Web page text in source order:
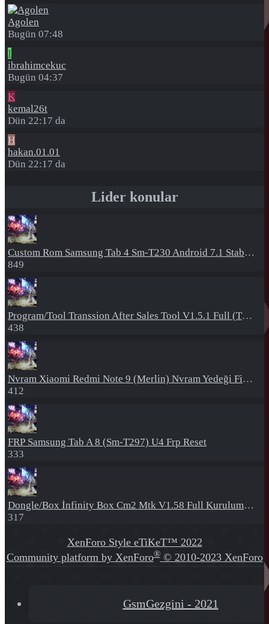
Agolen
Bugün 07:48
I
ibrahimcekuc
Bugün 04:37
K
kemal26t
Dün 22:17 da
H
hakan.01.01
Dün 22:17 da
Lider konular
Custom Rom Samsung Tab 4 Sm-T230 Android 7.1 Stabil Eba Destekli Yazılım
849
Program/Tool Transsion After Sales Tool V1.5.1 Full (Tüm Mtk Işlemcili Cihazları Meta Moda Alma)
438
Nvram Xiaomi Redmi Note 9 (Merlin) Nvram Yedeği Fix Nv By Dft Pro
412
FRP Samsung Tab A 8 (Sm-T297) U4 Frp Reset
333
Dongle/Box İnfinity Box Cm2 Mtk V1.58 Full Kurulum+Crack
317
XenForo Style eTiKeT™ 2022
Community platform by XenForo® © 2010-2023 XenForo
GsmGezgini - 2021